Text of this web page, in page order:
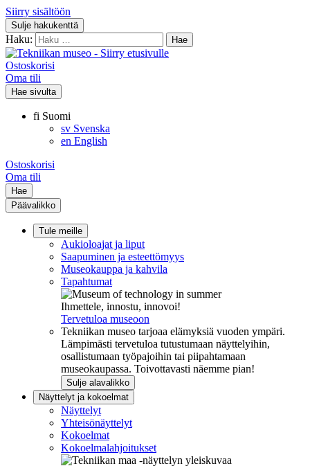
Siirry sisältöön
Sulje hakukenttä
Haku:
Ostoskorisi
Oma tili
Hae sivulta
fi Suomi
sv Svenska
en English
Ostoskorisi
Oma tili
Hae
Päävalikko
Tule meille
Aukioloajat ja liput
Saapuminen ja esteettömyys
Museokauppa ja kahvila
Tapahtumat
Ihmettele, innostu, innovoi!
Tervetuloa museoon
Tekniikan museo tarjoaa elämyksiä vuoden ympäri.
Lämpimästi tervetuloa tutustumaan näyttelyihin,
osallistumaan työpajoihin tai piipahtamaan
museokaupassa. Toivottavasti näemme pian!
Sulje alavalikko
Näyttelyt ja kokoelmat
Näyttelyt
Yhteisönäyttelyt
Kokoelmat
Kokoelmalahjoitukset